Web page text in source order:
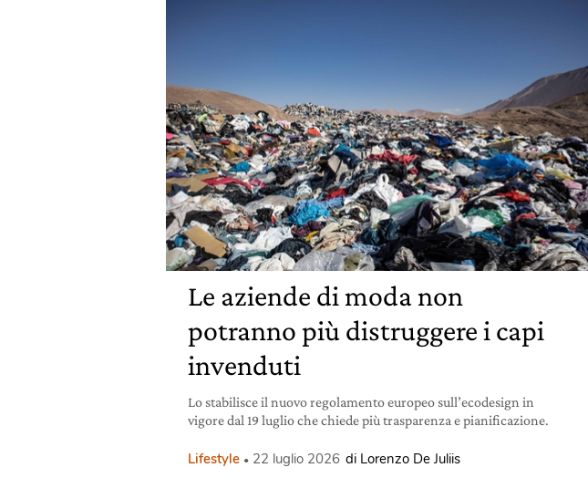
Le aziende di moda non
potranno più distruggere i capi
invenduti
Lo stabilisce il nuovo regolamento europeo sull’ecodesign in
vigore dal 19 luglio che chiede più trasparenza e pianificazione.
Lifestyle 22 luglio 2026 di Lorenzo De Juliis